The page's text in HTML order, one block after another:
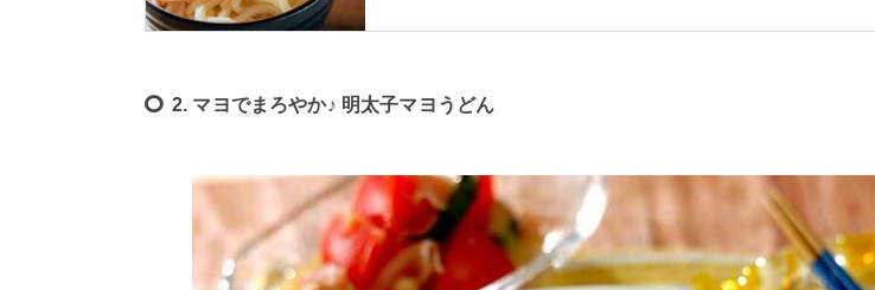
てみてくださいね。
2. マヨでまろやか♪ 明太子マヨうどん